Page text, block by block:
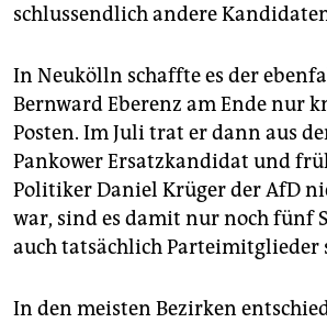
schlussendlich andere
In Neukölln schaffte es der
Bernward Eberenz am Ende nur
Posten. Im Juli trat er dann aus
Pankower Ersatzkandidat und
Politiker Daniel Krüger der AfD
war, sind es damit nur noch fünf
auch tatsächlich Parteimitglieder
In den meisten Bezirken